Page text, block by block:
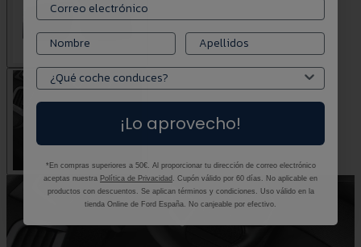
¡Lo aprovecho!
*En compras superiores a 50€. Al proporcionar tu dirección de correo electrónico
aceptas nuestra Política de Privacidad . Cupón válido por 60 días. No aplicable en
productos con descuentos. Se aplican términos y condiciones. Uso válido en la
tienda Online de Ford España. No canjeable por efectivo.